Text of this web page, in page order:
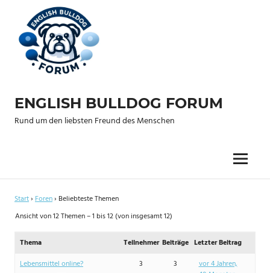
springen
ENGLISH BULLDOG FORUM
Rund um den liebsten Freund des Menschen
Menu
Start› Foren› Beliebteste Themen
Ansicht von 12 Themen – 1 bis 12 (von insgesamt 12)
Thema Teilnehmer Beiträge Letzter Beitrag
Lebensmittel online?
3 3
vor 4 Jahren,